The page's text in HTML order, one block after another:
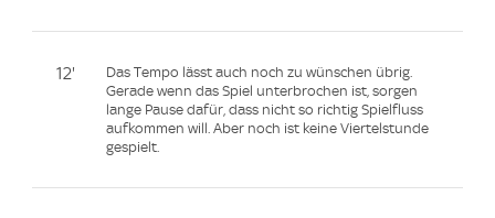
12'
Das Tempo lässt auch noch zu wünschen übrig.
Gerade wenn das Spiel unterbrochen ist, sorgen
lange Pause dafür, dass nicht so richtig Spielfluss
aufkommen will. Aber noch ist keine Viertelstunde
gespielt.